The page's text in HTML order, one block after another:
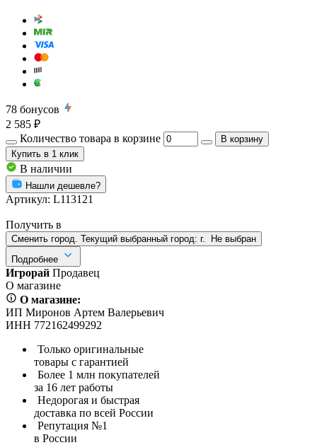
78 бонусов
2 585 ₽
Количество товара в корзине
В корзину
Купить в 1 клик
В наличии
Нашли дешевле?
Артикул: L113121
Получить в
Сменить город. Текущий выбранный город: г.
Не выбран
Подробнее
Игрорай Продавец
О магазине
О магазине:
ИП Миронов Артем Валерьевич
ИНН 772162499292
Только оригинальные
товары с гарантией
Более 1 млн покупателей
за 16 лет работы
Недорогая и быстрая
доставка по всей России
Репутация №1
в России